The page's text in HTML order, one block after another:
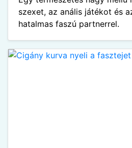
szexet, az anális játékot és
hatalmas faszú partnerrel.